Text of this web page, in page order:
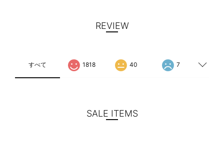
REVIEW
すべて 1818 40 7
SALE ITEMS